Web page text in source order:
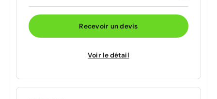
Recevoir un devis
Voir le détail